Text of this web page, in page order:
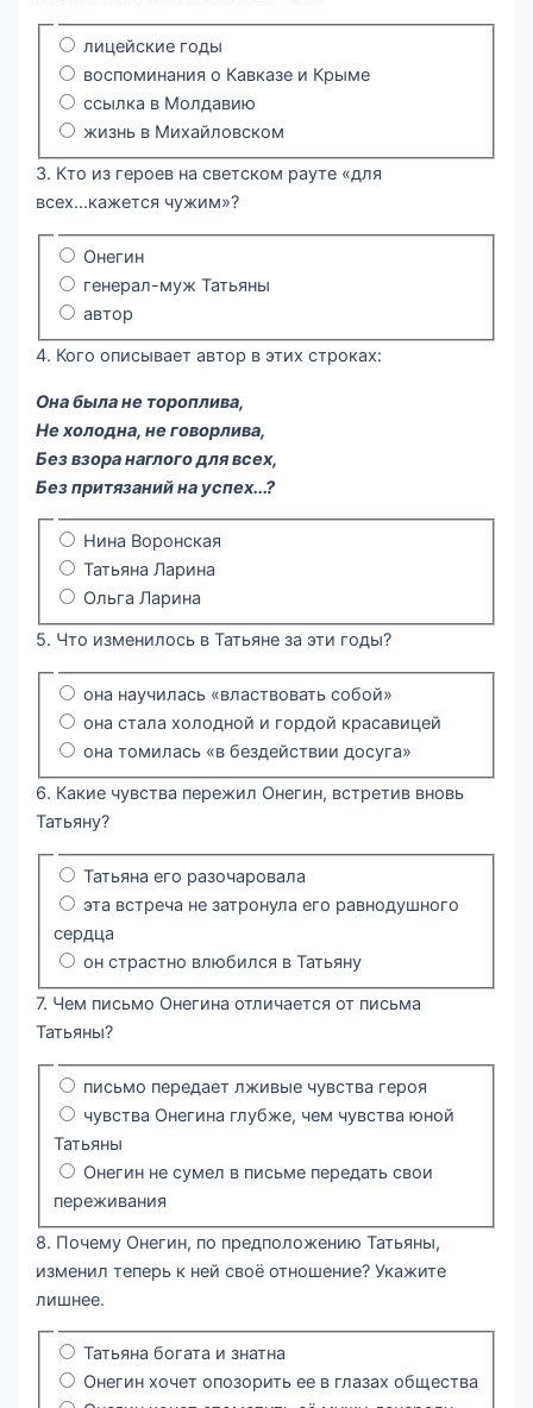
лицейские годы
воспоминания о Кавказе и Крыме
ссылка в Молдавию
жизнь в Михайловском
3. Кто из героев на светском рауте «для
всех...кажется чужим»?
Онегин
генерал-муж Татьяны
автор
4. Кого описывает автор в этих строках:
Она была не тороплива,
Не холодна, не говорлива,
Без взора наглого для всех,
Без притязаний на успех...?
Нина Воронская
Татьяна Ларина
Ольга Ларина
5. Что изменилось в Татьяне за эти годы?
она научилась «властвовать собой»
она стала холодной и гордой красавицей
она томилась «в бездействии досуга»
6. Какие чувства пережил Онегин, встретив вновь
Татьяну?
Татьяна его разочаровала
эта встреча не затронула его равнодушного
сердца
он страстно влюбился в Татьяну
7. Чем письмо Онегина отличается от письма
Татьяны?
письмо передает лживые чувства героя
чувства Онегина глубже, чем чувства юной
Татьяны
Онегин не сумел в письме передать свои
переживания
8. Почему Онегин, по предположению Татьяны,
изменил теперь к ней своё отношение? Укажите
лишнее.
Татьяна богата и знатна
Онегин хочет опозорить ее в глазах общества